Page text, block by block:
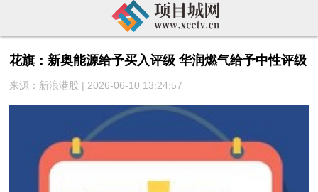
花旗：新奥能源给予买入评级 华润燃气给予中性评级
来源：新浪港股 | 2026-06-10 13:24:57